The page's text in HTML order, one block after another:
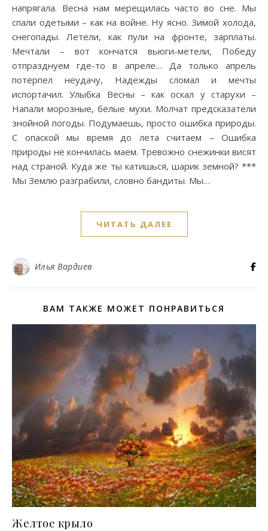
напрягала. Весна нам мерещилась часто во сне. Мы
спали одетыми – как на войне. Ну ясно. Зимой холода,
снегопады. Летели, как пули на фронте, зарплаты.
Мечтали – вот кончатся вьюги-метели, Победу
отпразднуем где-то в апреле… Да только апрель
потерпел неудачу, Надежды сломал и мечты
испортачил. Улыбка Весны – как оскал у старухи –
Напали морозные, белые мухи. Молчат предсказатели
знойной погоды. Подумаешь, просто ошибка природы.
С опаской мы время до лета считаем – Ошибка
природы не кончилась маем. Тревожно снежинки висят
над страной. Куда же ты катишься, шарик земной? ***
Мы Землю разграбили, словно бандиты. Мы…
ЧИТАТЬ ДАЛЕЕ
Илья Вардиев
ВАМ ТАКЖЕ МОЖЕТ ПОНРАВИТЬСЯ
Желтое крыло